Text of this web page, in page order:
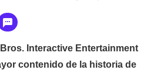
Interactive Entertainment
contenido de la historia de